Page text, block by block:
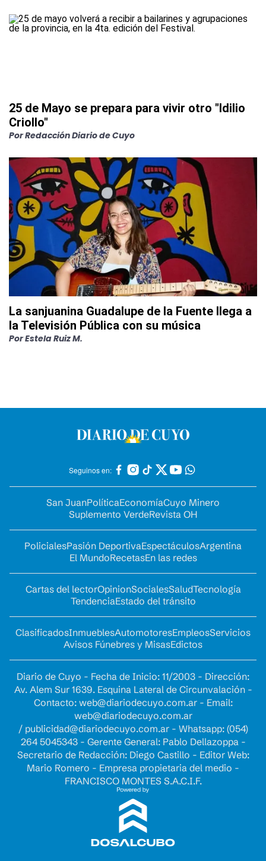
25 de Mayo se prepara para vivir otro "Idilio
Criollo"
PorRedacción Diario de Cuyo
La sanjuanina Guadalupe de la Fuente llega a
la Televisión Pública con su música
PorEstela Ruiz M.
Seguinos en:
San JuanPolíticaEconomíaCuyo Minero
Suplemento VerdeRevista OH
PolicialesPasión DeportivaEspectáculosArgentina
El MundoRecetasEn las redes
Cartas del lectorOpinionSocialesSaludTecnología
TendenciaEstado del tránsito
ClasificadosInmueblesAutomotoresEmpleosServicios
Avisos Fúnebres y MisasEdictos
Diario de Cuyo - Fecha de Inicio: 11/2003 - Dirección:
Av. Alem Sur 1639. Esquina Lateral de Circunvalación -
Contacto: web@diariodecuyo.com.ar- Email:
web@diariodecuyo.com.ar
/ publicidad@diariodecuyo.com.ar- Whatsapp: (054)
264 5045343 - Gerente General: Pablo Dellazoppa -
Secretario de Redacción: Diego Castillo - Editor Web:
Mario Romero - Empresa propietaria del medio -
FRANCISCO MONTES S.A.C.I.F.